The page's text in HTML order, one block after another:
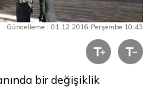
Güncelleme : 01.12.2016 Perşembe 10:43
bir değişiklik